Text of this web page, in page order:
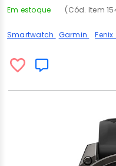
Em estoque (Cód. Item
Smartwatch Garmin Fenix